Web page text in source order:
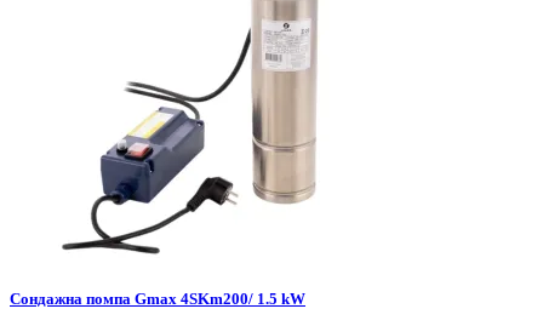
Сондажна помпа Gmax 4SKm200/ 1.5 kW